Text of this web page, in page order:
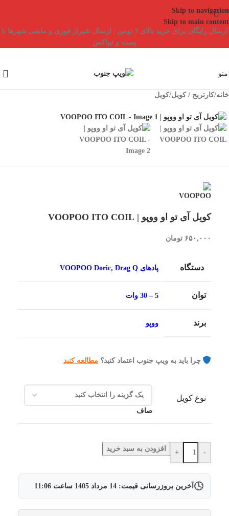
Skip to navigation
Skip to main content
ارسال رایگان برای خرید بالای 3 تومن | ارسال شیراز فوری و مابقی شهرها با
پست و تیپاکس
منو
خانه/کارتریج / کویل/کویل
کویل آی تو او ووپو | VOOPOO ITO COIL
۶۵۰,۰۰۰ تومان
دستگاه پادهای VOOPOO Doric, Drag Q
توان 5 – 30 وات
برند ووپو
چرا باید به ویپ جنوب اعتماد کنید؟ مطالعه کنید
نوع کویل
صاف
-
+ افزودن به سبد خرید
🕓 آخرین بروزرسانی قیمت: 14 مرداد 1405 ساعت 11:06